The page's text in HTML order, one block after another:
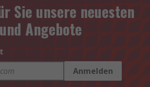
Sie unsere neuesten
Angebote
Anmelden